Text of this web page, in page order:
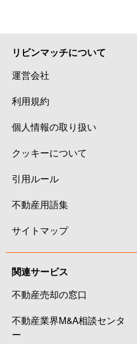
リビンマッチについて
運営会社
利用規約
個人情報の取り扱い
クッキーについて
引用ルール
不動産用語集
サイトマップ
関連サービス
不動産売却の窓口
不動産業界M&A相談センタ
ー